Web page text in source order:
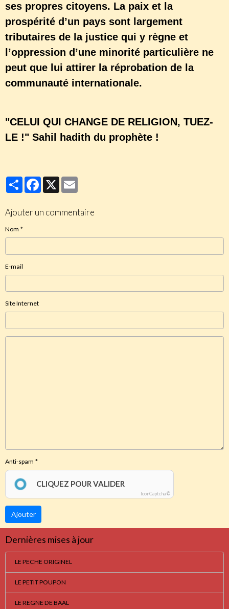
ses propres citoyens. La paix et la
prospérité d’un pays sont largement
tributaires de la justice qui y règne et
l’oppression d’une minorité particulière ne
peut que lui attirer la réprobation de la
communauté internationale.
"CELUI QUI CHANGE DE RELIGION, TUEZ-
LE !" Sahil hadith du prophète !
PartagerFacebook
X
Ajouter un commentaire
Nom
E-mail
Site Internet
Anti-spam
CLIQUEZ POUR VALIDER
IconCaptcha ©
Ajouter
Dernières mises à jour
LE PECHE ORIGINEL
LE PETIT POUPON
LE REGNE DE BAAL